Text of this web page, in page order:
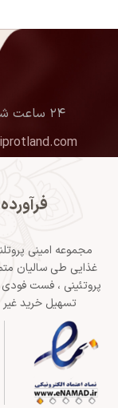
۲۴ ساعت شبانه روز و ۷ روز هفته همراه شماییم
مجموعه امینی
غذایی طی سالیان
پروتئینی ، فست
تسهیل خرید